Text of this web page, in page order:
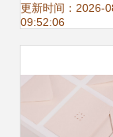
品牌核心价
更新时间：2026-
09:52:06